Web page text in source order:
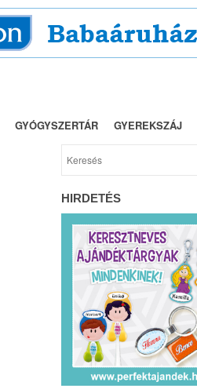
GYÓGYSZERTÁR GYEREKSZÁJ
HIRDETÉS